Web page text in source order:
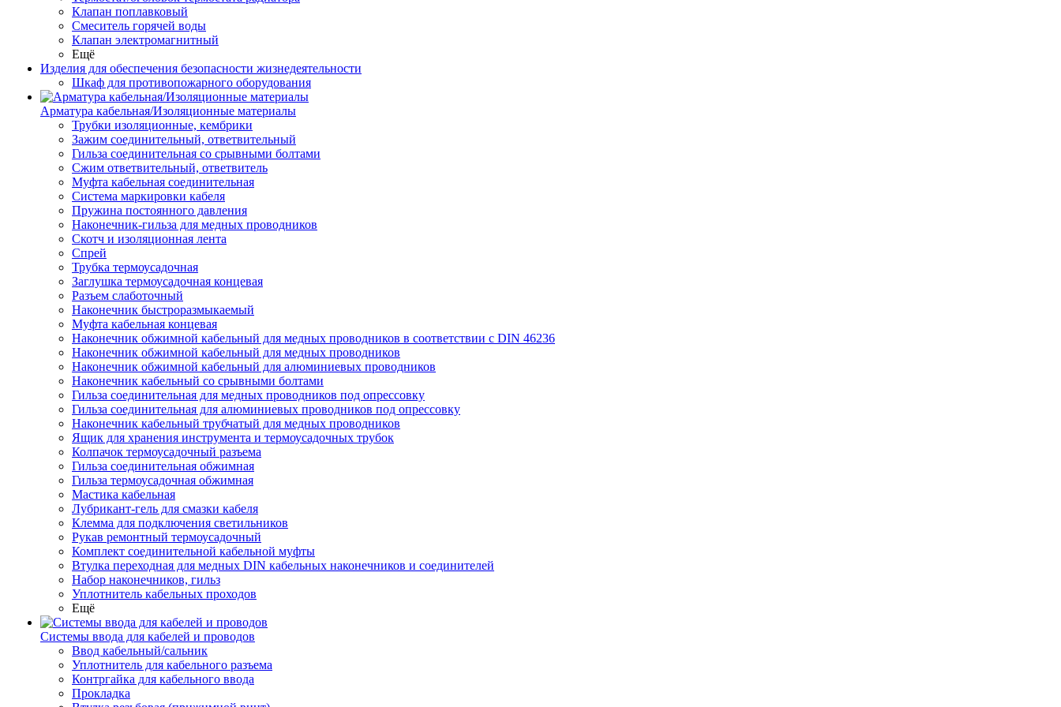
Клапан поплавковый
Смеситель горячей воды
Клапан электромагнитный
Ещё
Изделия для обеспечения безопасности жизнедеятельности
Шкаф для противопожарного оборудования
Арматура кабельная/Изоляционные материалы
Трубки изоляционные, кембрики
Зажим соединительный, ответвительный
Гильза соединительная со срывными болтами
Сжим ответвительный, ответвитель
Муфта кабельная соединительная
Система маркировки кабеля
Пружина постоянного давления
Наконечник-гильза для медных проводников
Скотч и изоляционная лента
Спрей
Трубка термоусадочная
Заглушка термоусадочная концевая
Разъем слаботочный
Наконечник быстроразмыкаемый
Муфта кабельная концевая
Наконечник обжимной кабельный для медных проводников в соответствии с DIN 46236
Наконечник обжимной кабельный для медных проводников
Наконечник обжимной кабельный для алюминиевых проводников
Наконечник кабельный со срывными болтами
Гильза соединительная для медных проводников под опрессовку
Гильза соединительная для алюминиевых проводников под опрессовку
Наконечник кабельный трубчатый для медных проводников
Ящик для хранения инструмента и термоусадочных трубок
Колпачок термоусадочный разъема
Гильза соединительная обжимная
Гильза термоусадочная обжимная
Мастика кабельная
Лубрикант-гель для смазки кабеля
Клемма для подключения светильников
Рукав ремонтный термоусадочный
Комплект соединительной кабельной муфты
Втулка переходная для медных DIN кабельных наконечников и соединителей
Набор наконечников, гильз
Уплотнитель кабельных проходов
Ещё
Системы ввода для кабелей и проводов
Ввод кабельный/сальник
Уплотнитель для кабельного разъема
Контргайка для кабельного ввода
Прокладка